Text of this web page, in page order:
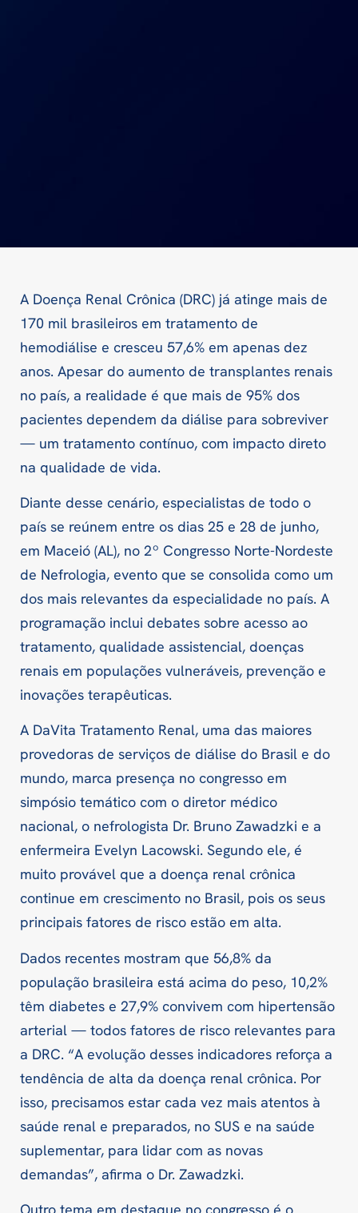
A Doença Renal Crônica (DRC) já atinge mais de
170 mil brasileiros em tratamento de
hemodiálise e cresceu 57,6% em apenas dez
anos. Apesar do aumento de transplantes renais
no país, a realidade é que mais de 95% dos
pacientes dependem da diálise para sobreviver
— um tratamento contínuo, com impacto direto
na qualidade de vida.
Diante desse cenário, especialistas de todo o
país se reúnem entre os dias 25 e 28 de junho,
em Maceió (AL), no 2º Congresso Norte-Nordeste
de Nefrologia, evento que se consolida como um
dos mais relevantes da especialidade no país. A
programação inclui debates sobre acesso ao
tratamento, qualidade assistencial, doenças
renais em populações vulneráveis, prevenção e
inovações terapêuticas.
A DaVita Tratamento Renal, uma das maiores
provedoras de serviços de diálise do Brasil e do
mundo, marca presença no congresso em
simpósio temático com o diretor médico
nacional, o nefrologista Dr. Bruno Zawadzki e a
enfermeira Evelyn Lacowski. Segundo ele, é
muito provável que a doença renal crônica
continue em crescimento no Brasil, pois os seus
principais fatores de risco estão em alta.
Dados recentes mostram que 56,8% da
população brasileira está acima do peso, 10,2%
têm diabetes e 27,9% convivem com hipertensão
arterial — todos fatores de risco relevantes para
a DRC. “A evolução desses indicadores reforça a
tendência de alta da doença renal crônica. Por
isso, precisamos estar cada vez mais atentos à
saúde renal e preparados, no SUS e na saúde
suplementar, para lidar com as novas
demandas”, afirma o Dr. Zawadzki.